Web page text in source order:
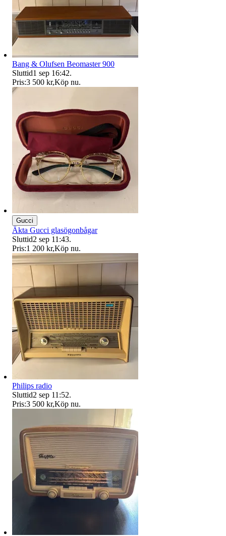
Bang & Olufsen Beomaster 900
Sluttid1 sep 16:42.
Pris:3 500 kr,Köp nu.
Gucci
Äkta Gucci glasögonbågar
Sluttid2 sep 11:43.
Pris:1 200 kr,Köp nu.
Philips radio
Sluttid2 sep 11:52.
Pris:3 500 kr,Köp nu.